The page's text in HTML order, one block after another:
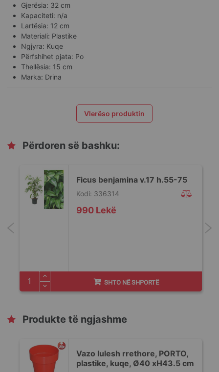
Gjerësia: 32 cm
Kapaciteti: n/a
Lartësia: 12 cm
Materiali: Plastike
Ngjyra: Kuqe
Përfshihet pjata: Po
Thellësia: 15 cm
Marka: Drina
Vlerëso produktin
Përdoren së bashku:
Ficus benjamina v.17 h.55-75
990 Lekë
Kodi: 336314
SHTO NË SHPORTË
Produkte të ngjashme
Vazo lulesh rrethore, PORTO,
plastike, kuqe, Ø40 xH43.5 cm